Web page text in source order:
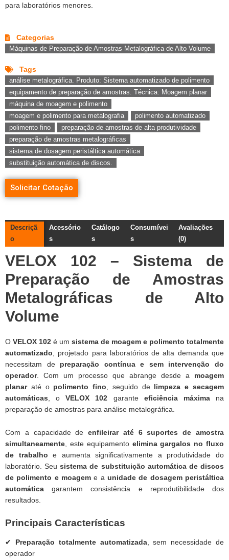
para laboratórios menores.
Categorias
Máquinas de Preparação de Amostras Metalográfica de Alto Volume
Tags
análise metalográfica. Produto: Sistema automatizado de polimento
equipamento de preparação de amostras. Técnica: Moagem planar
máquina de moagem e polimento
moagem e polimento para metalografia
polimento automatizado
polimento fino
preparação de amostras de alta produtividade
preparação de amostras metalográficas
sistema de dosagem peristáltica automática
substituição automática de discos.
Solicitar Cotação
Descriçã
o
Acessório
s
Catálogo
s
Consumívei
s
Avaliações
(0)
VELOX 102 – Sistema de
Preparação de Amostras
Metalográficas de Alto
Volume
O VELOX 102 é um sistema de moagem e polimento totalmente
automatizado, projetado para laboratórios de alta demanda que
necessitam de preparação contínua e sem intervenção do
operador. Com um processo que abrange desde a moagem
planaraté o polimento fino, seguido de limpeza e secagem
automáticas, oVELOX 102 garante eficiência máximana
preparação de amostras para análise metalográfica.
Com a capacidade deenfileirar até 6 suportes de amostra
simultaneamente , este equipamento elimina gargalos no fluxo
de trabalho e aumenta significativamente a produtividade do
laboratório. Seusistema de substituição automática de discos
de polimento e moagem e a unidade de dosagem peristáltica
automática garantem consistência e reprodutibilidade dos
resultados.
Principais Características
✔ Preparação totalmente automatizada, sem necessidade de
operador